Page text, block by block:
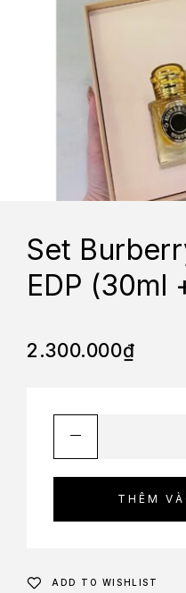
Set
EDP (30ml
2.300.000₫
THÊM
ADD TO WISHLIST